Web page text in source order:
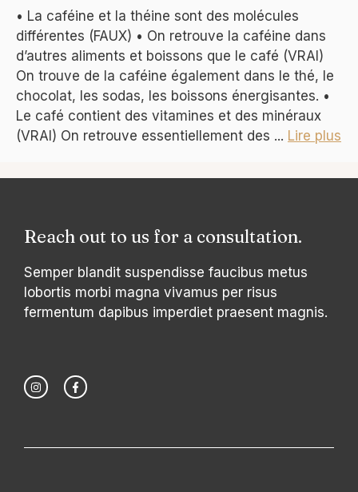
• La caféine et la théine sont des molécules
différentes (FAUX) • On retrouve la caféine dans
d’autres aliments et boissons que le café (VRAI)
On trouve de la caféine également dans le thé, le
chocolat, les sodas, les boissons énergisantes. •
Le café contient des vitamines et des minéraux
(VRAI) On retrouve essentiellement des ... Lire plus
Reach out to us for a consultation.
Semper blandit suspendisse faucibus metus
lobortis morbi magna vivamus per risus
fermentum dapibus imperdiet praesent magnis.